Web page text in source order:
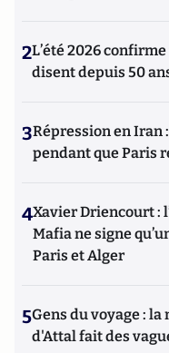
2L’été 2026
disent depuis 50
3Répression en Iran
pendant que Paris
4Xavier Driencourt :
Mafia ne signe
Paris et Alger
5Gens du voyage :
d'Attal fait des